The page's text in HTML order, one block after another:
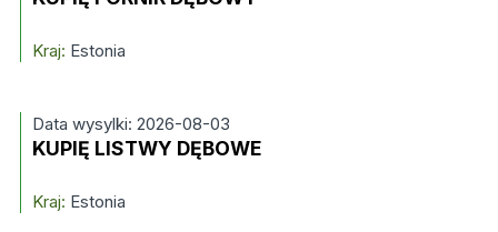
Kraj: Estonia
Data wysylki: 2026-08-03
KUPIĘ LISTWY DĘBOWE
Kraj: Estonia